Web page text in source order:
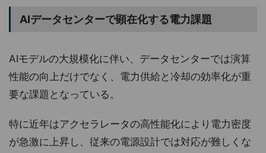
AIデータセンターで顕在化する電力課題
AIモデルの大規模化に伴い、データセンターでは演算
性能の向上だけでなく、電力供給と冷却の効率化が重
要な課題となっている。
特に近年はアクセラレータの高性能化により電力密度
が急激に上昇し、従来の電源設計では対応が難しくな